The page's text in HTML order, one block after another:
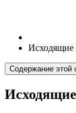
Исходящие
Содержание этой